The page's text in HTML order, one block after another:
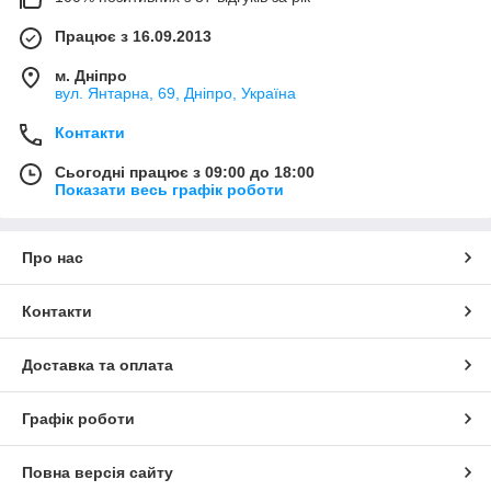
Працює з 16.09.2013
м. Дніпро
вул. Янтарна, 69, Дніпро, Україна
Контакти
Сьогодні працює з 09:00 до 18:00
Показати весь графік роботи
Про нас
Контакти
Доставка та оплата
Графік роботи
Повна версія сайту